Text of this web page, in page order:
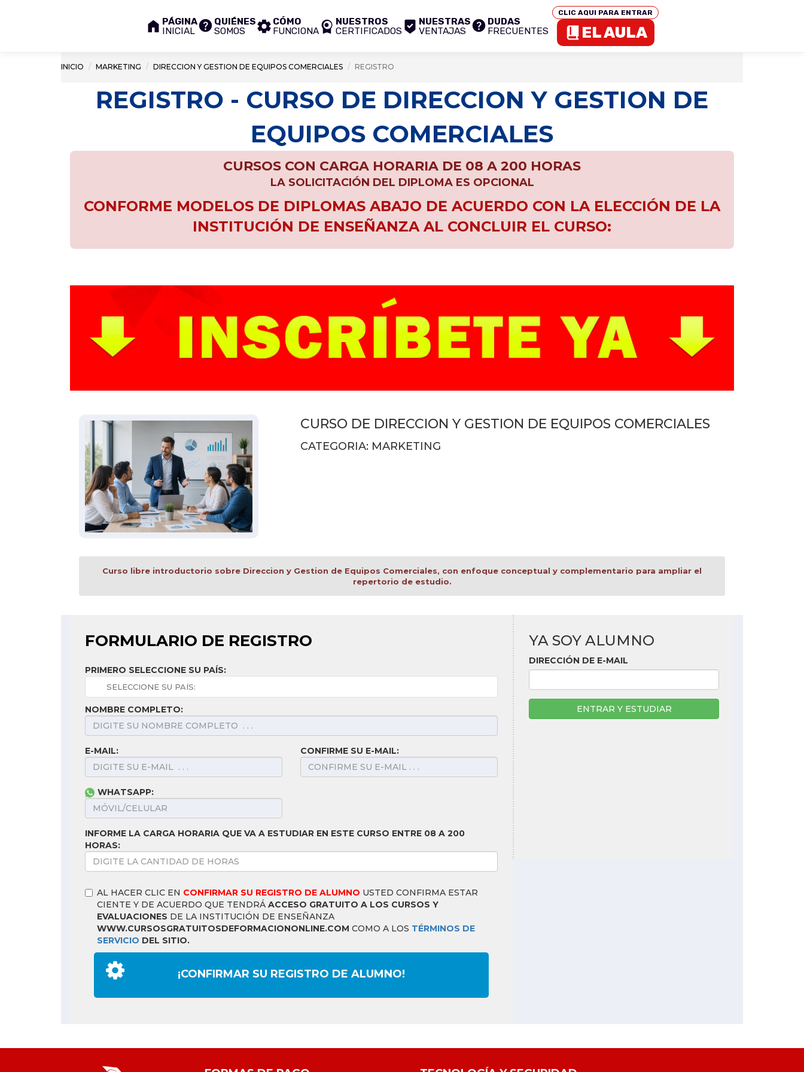
PÁGINA
INICIAL
QUIÉNES
SOMOS
CÓMO
FUNCIONA
NUESTROS
CERTIFICADOS
NUESTRAS
VENTAJAS
DUDAS
FRECUENTES
CLIC AQUI PARA ENTRAR
EL AULA
INICIO MARKETING DIRECCION Y GESTION DE EQUIPOS COMERCIALES REGISTRO
REGISTRO - CURSO DE DIRECCION Y GESTION DE
EQUIPOS COMERCIALES
CURSOS CON CARGA HORARIA DE 08 A 200 HORAS
LA SOLICITACIÓN DEL DIPLOMA ES OPCIONAL
CONFORME MODELOS DE DIPLOMAS ABAJO DE ACUERDO CON LA ELECCIÓN DE LA
INSTITUCIÓN DE ENSEÑANZA AL CONCLUIR EL CURSO:
CURSO DE DIRECCION Y GESTION DE EQUIPOS COMERCIALES
CATEGORIA: MARKETING
Curso libre introductorio sobre Direccion y Gestion de Equipos Comerciales, con enfoque conceptual y complementario para ampliar el
repertorio de estudio.
FORMULARIO DE REGISTRO
PRIMERO SELECCIONE SU PAÍS:
NOMBRE COMPLETO:
E-MAIL: CONFIRME SU E-MAIL:
WHATSAPP:
INFORME LA CARGA HORARIA QUE VA A ESTUDIAR EN ESTE CURSO ENTRE 08 A 200
HORAS:
AL HACER CLIC EN CONFIRMAR SU REGISTRO DE ALUMNO USTED CONFIRMA ESTAR
CIENTE Y DE ACUERDO QUE TENDRÁ ACCESO GRATUITO A LOS CURSOS Y
EVALUACIONES DE LA INSTITUCIÓN DE ENSEÑANZA
WWW.CURSOSGRATUITOSDEFORMACIONONLINE.COM COMO A LOS TÉRMINOS DE
SERVICIO DEL SITIO.
¡CONFIRMAR SU REGISTRO DE ALUMNO!
YA SOY ALUMNO
DIRECCIÓN DE E-MAIL
ENTRAR Y ESTUDIAR